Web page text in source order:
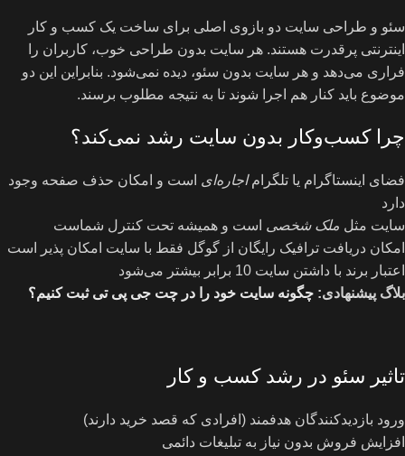
سئو و طراحی سایت دو بازوی اصلی برای ساخت یک کسب و کار
اینترنتی پرقدرت هستند. هر سایت بدون طراحی خوب، کاربران را
فراری می‌دهد و هر سایت بدون سئو، دیده نمی‌شود. بنابراین این دو
موضوع باید کنار هم اجرا شوند تا به نتیجه مطلوب برسند.
چرا کسب‌وکار بدون سایت رشد نمی‌کند؟
فضای اینستاگرام یا تلگراماجاره‌ای است و امکان حذف صفحه وجود
دارد
سایت مثل ملک شخصی است و همیشه تحت کنترل شماست
امکان دریافت ترافیک رایگان از گوگل فقط با سایت امکان پذیر است
اعتبار برند با داشتن سایت 10 برابر بیشتر می‌شود
بلاگ پیشنهادی: چگونه سایت خود را در چت جی پی تی ثبت کنیم؟
تاثیر سئو در رشد کسب و کار
ورود بازدیدکنندگان هدفمند (افرادی که قصد خرید دارند)
افزایش فروش بدون نیاز به تبلیغات دائمی